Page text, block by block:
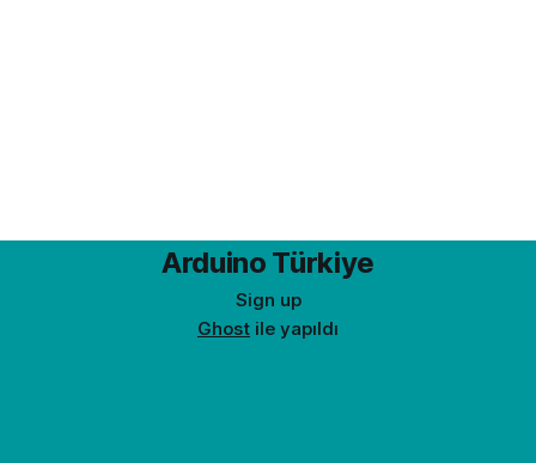
Arduino Türkiye
Sign up
Ghost ile yapıldı